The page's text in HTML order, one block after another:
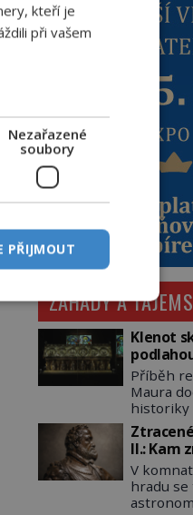
ZÁHADY A
Klenot
do
Příběh
Maura
historiky
po
památka
po
II.: Kam
Evropy?
V
hradu
kteří je
při vašem
Nezařazené
soubory
PŘIJMOUT